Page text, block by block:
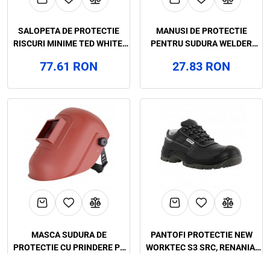
SALOPETA DE PROTECTIE
RISCURI MINIME TED WHITE,
77.61 RON
MANUSI DE PROTECTIE
PENTRU SUDURA WELDER
ART.1C16 (1801K NEW)
27.83 RON
MASCA SUDURA DE
PROTECTIE CU PRINDERE PE
PANTOFI PROTECTIE NEW
WORKTEC S3 SRC, RENANIA,